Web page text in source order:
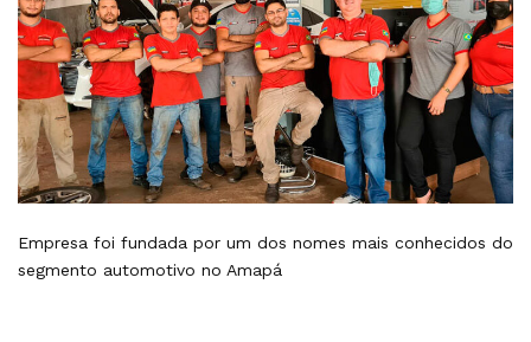
Empresa foi fundada por um dos nomes mais conhecidos do
segmento automotivo no Amapá